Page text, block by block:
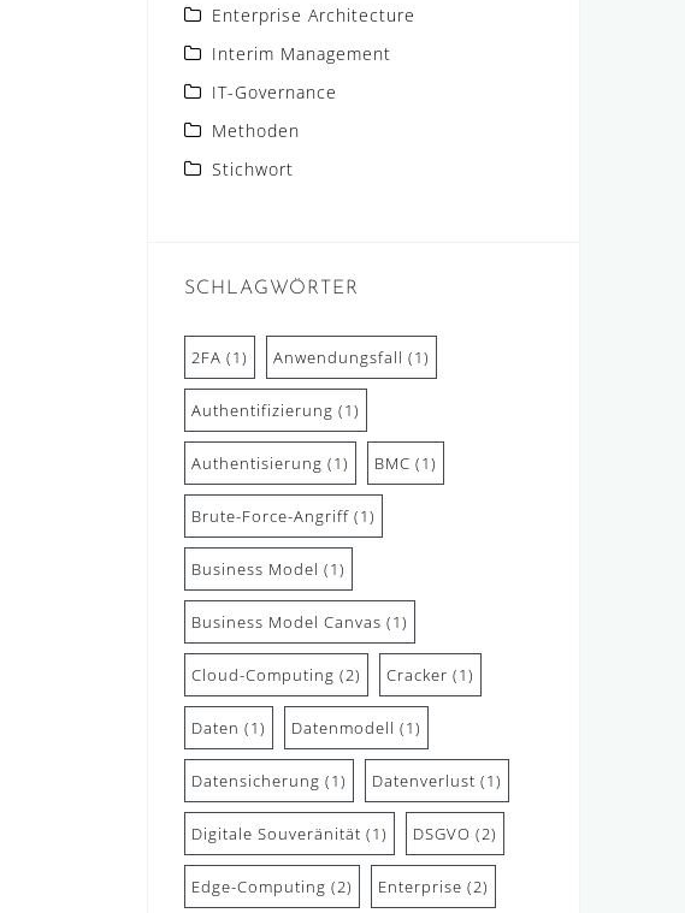
Enterprise Architecture
Interim Management
IT-Governance
Methoden
Stichwort
SCHLAGWÖRTER
2FA (1) Anwendungsfall (1)
Authentifizierung (1)
Authentisierung (1) BMC (1)
Brute-Force-Angriff (1)
Business Model (1)
Business Model Canvas (1)
Cloud-Computing (2) Cracker (1)
Daten (1) Datenmodell (1)
Datensicherung (1) Datenverlust (1)
Digitale Souveränität (1) DSGVO (2)
Edge-Computing (2) Enterprise (2)